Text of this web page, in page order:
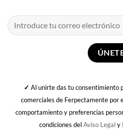
✓ Al unirte das tu consentimiento
comerciales de Ferpectamente por
comportamiento y preferencias
condiciones delAviso Legaly